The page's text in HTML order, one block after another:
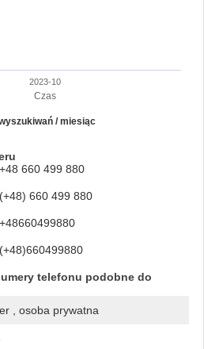
Czas
wyszukiwań / miesiąc
2023-10
+48 660 499 880
(+48) 660 499 880
+48660499880
(+48)660499880
telefonu podobne do
, osoba prywatna